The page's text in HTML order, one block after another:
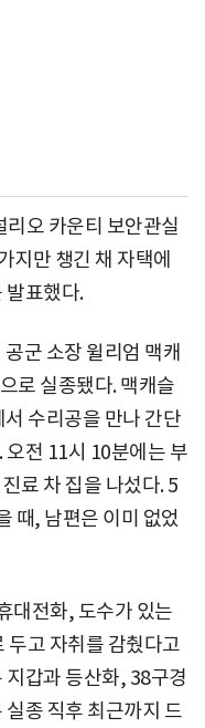
오 카운티 보안관실
지만 챙긴 채 자택에
발표했다.
군 소장 윌리엄 맥캐
로 실종됐다. 맥캐슬
수리공을 만나 간단
오전 11시 10분에는 부
료 차 집을 나섰다. 5
때, 남편은 이미 없었
대전화, 도수가 있는
두고 자취를 감췄다고
갑과 등산화, 38구경
종 직후 최근까지 드